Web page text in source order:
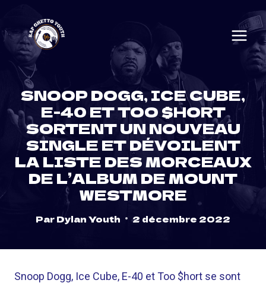
content
SNOOP DOGG, ICE CUBE,
E-40 ET TOO $HORT
SORTENT UN NOUVEAU
SINGLE ET DÉVOILENT
LA LISTE DES MORCEAUX
DE L’ALBUM DE MOUNT
WESTMORE
ParDylan Youth 2 décembre 2022
Snoop Dogg, Ice Cube, E-40 et Too $hort se sont